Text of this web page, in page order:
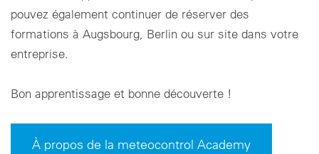
pouvez également continuer de réserver des
formations à Augsbourg, Berlin ou sur site dans votre
entreprise.
Bon apprentissage et bonne découverte !
À propos de la meteocontrol Academy